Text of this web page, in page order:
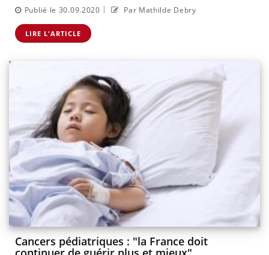
Publié le 30.09.2020 | Par Mathilde Debry
LIRE L'ARTICLE
Cancers pédiatriques : "la France doit